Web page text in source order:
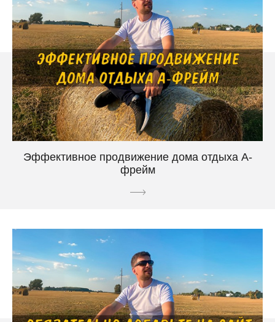
Эффективное продвижение дома отдыха А-
фрейм